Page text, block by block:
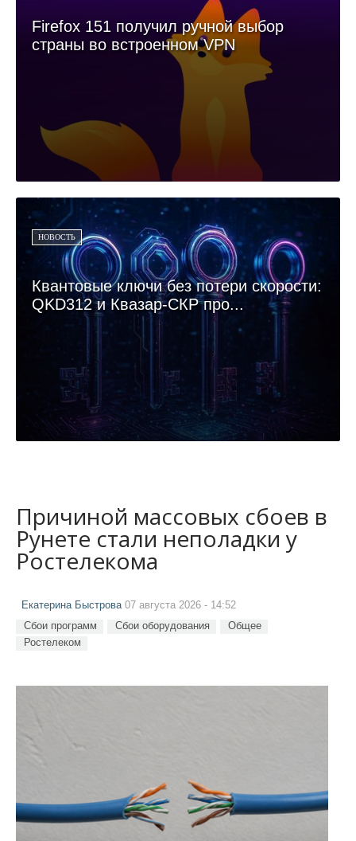
Firefox 151 получил ручной выбор
страны во встроенном VPN
НОВОСТЬ
Квантовые ключи без потери скорости:
QKD312 и Квазар-СКР про...
Причиной массовых сбоев в
Рунете стали неполадки у
Ростелекома
Екатерина Быстрова 07 августа 2026 - 14:52
Сбои программ Сбои оборудования
Общее
Ростелеком